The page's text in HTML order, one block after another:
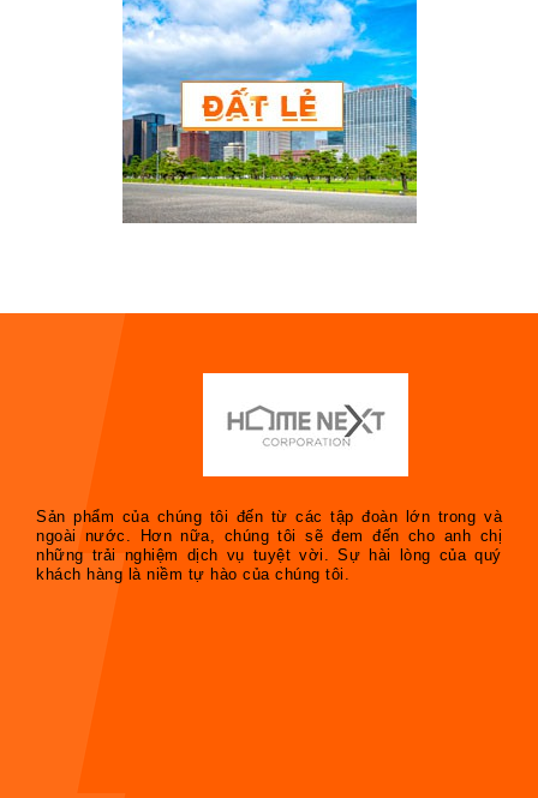
Sản phẩm của chúng tôi đến từ các tập đoàn lớn trong và
ngoài nước. Hơn nữa, chúng tôi sẽ đem đến cho anh chị
những trải nghiệm dịch vụ tuyệt vời. Sự hài lòng của quý
khách hàng là niềm tự hào của chúng tôi.